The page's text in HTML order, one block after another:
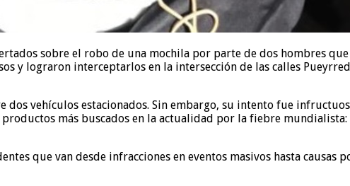
sobre el robo de una mochila por parte de dos hombres
y lograron interceptarlos en la intersección de las calles
vehículos estacionados. Sin embargo, su intento fue
más buscados en la actualidad por la fiebre
que van desde infracciones en eventos masivos hasta causas